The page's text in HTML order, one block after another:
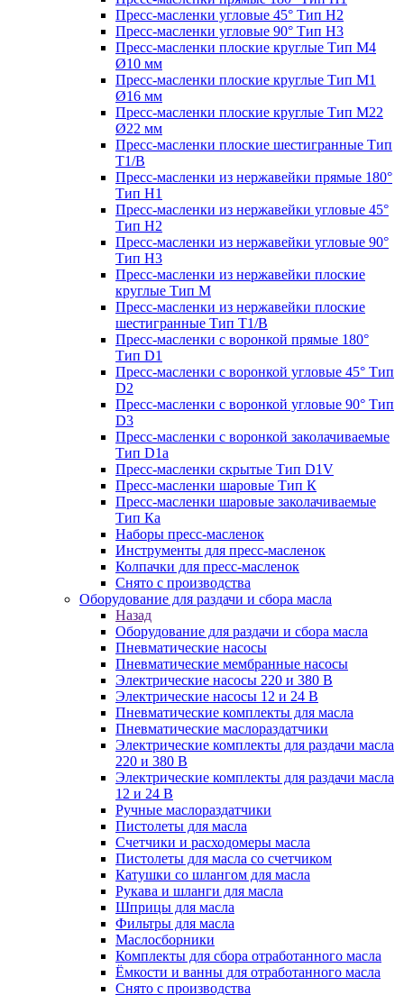
Пресс-масленки угловые 45° Тип H2
Пресс-масленки угловые 90° Тип H3
Пресс-масленки плоские круглые Тип M4
Ø10 мм
Пресс-масленки плоские круглые Тип M1
Ø16 мм
Пресс-масленки плоские круглые Тип M22
Ø22 мм
Пресс-масленки плоские шестигранные Тип
T1/B
Пресс-масленки из нержавейки прямые 180°
Тип H1
Пресс-масленки из нержавейки угловые 45°
Тип H2
Пресс-масленки из нержавейки угловые 90°
Тип H3
Пресс-масленки из нержавейки плоские
круглые Тип M
Пресс-масленки из нержавейки плоские
шестигранные Тип T1/B
Пресс-масленки с воронкой прямые 180°
Тип D1
Пресс-масленки с воронкой угловые 45° Тип
D2
Пресс-масленки с воронкой угловые 90° Тип
D3
Пресс-масленки с воронкой заколачиваемые
Тип D1a
Пресс-масленки скрытые Тип D1V
Пресс-масленки шаровые Тип К
Пресс-масленки шаровые заколачиваемые
Тип Кa
Наборы пресс-масленок
Инструменты для пресс-масленок
Колпачки для пресс-масленок
Снято с производства
Оборудование для раздачи и сбора масла
Назад
Оборудование для раздачи и сбора масла
Пневматические насосы
Пневматические мембранные насосы
Электрические насосы 220 и 380 В
Электрические насосы 12 и 24 В
Пневматические комплекты для масла
Пневматические маслораздатчики
Электрические комплекты для раздачи масла
220 и 380 В
Электрические комплекты для раздачи масла
12 и 24 В
Ручные маслораздатчики
Пистолеты для масла
Счетчики и расходомеры масла
Пистолеты для масла со счетчиком
Катушки со шлангом для масла
Рукава и шланги для масла
Шприцы для масла
Фильтры для масла
Маслосборники
Комплекты для сбора отработанного масла
Ёмкости и ванны для отработанного масла
Снято с производства